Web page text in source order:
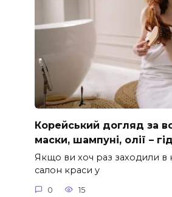
Корейський догляд за
маски, шампуні, олії –
Якщо ви хоч раз заходили в
салон краси у
0 15